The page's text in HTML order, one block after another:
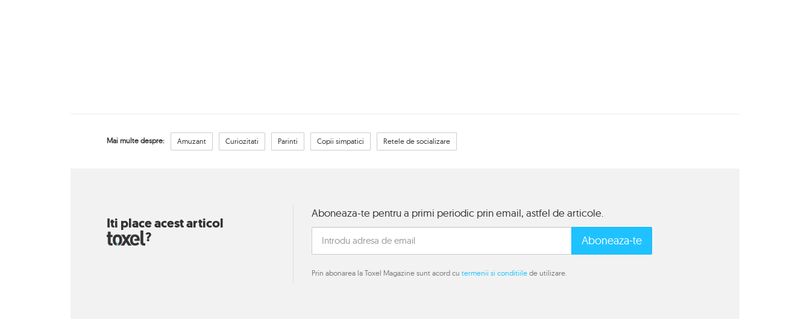
Mai multe despre: Amuzant Curiozitati Parinti Copii simpatici Retele de socializare
Iti place acest articol
?
Aboneaza-te pentru a primi periodic prin email, astfel de articole.
Aboneaza-te
Prin abonarea la Toxel Magazine sunt acord cu termenii si conditiile de utilizare.